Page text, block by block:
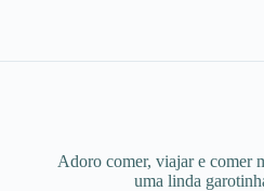
Adoro comer, viajar e comer
uma linda